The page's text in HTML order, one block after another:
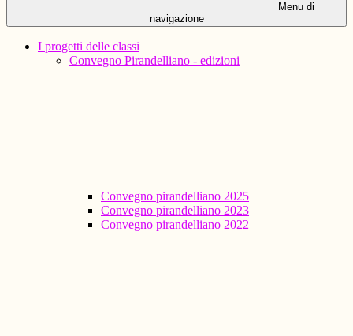
Menu di
navigazione
I progetti delle classi
Convegno Pirandelliano - edizioni
Convegno pirandelliano 2025
Convegno pirandelliano 2023
Convegno pirandelliano 2022